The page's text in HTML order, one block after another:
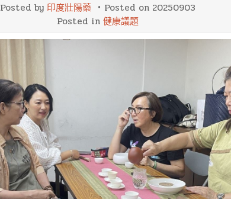
Posted by 印度壯陽藥 Posted on 20250903
Posted in 健康議題